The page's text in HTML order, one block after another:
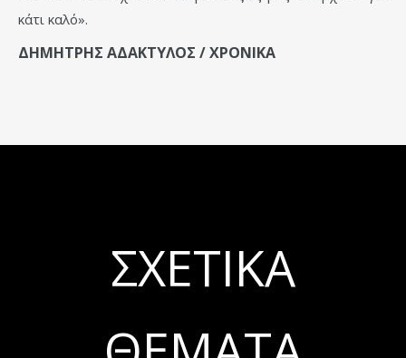
κάτι καλό».
ΔΗΜΗΤΡΗΣ ΑΔΑΚΤΥΛΟΣ / ΧΡΟΝΙΚΑ
ΣΧΕΤΙΚΆ